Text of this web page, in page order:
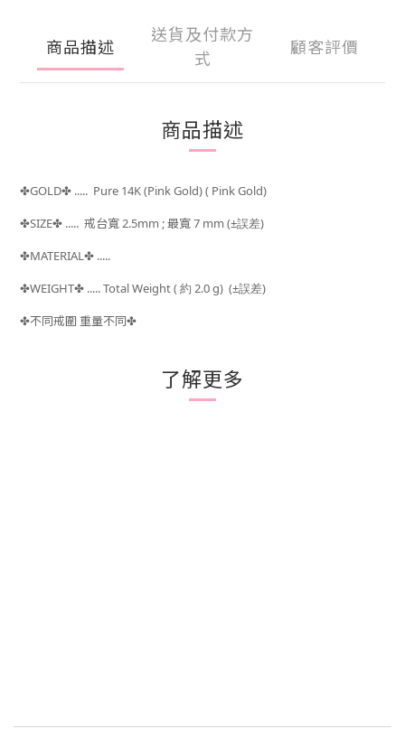
商品描述
送貨及付款方
式
顧客評價
商品描述
✤GOLD✤ ..... Pure 14K (Pink Gold) ( Pink Gold)
✤SIZE✤ ..... 戒台寬 2.5mm ; 最寬 7 mm (±誤差)
✤MATERIAL✤ .....
✤WEIGHT✤ ..... Total Weight (約 2.0 g) (±誤差)
✤不同戒圍 重量不同✤
了解更多